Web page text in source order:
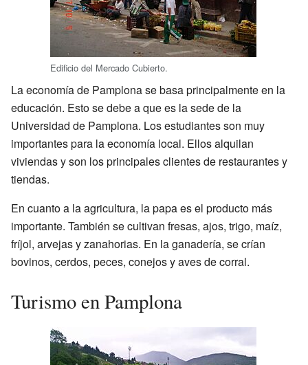
Edificio del Mercado Cubierto.
La economía de Pamplona se basa principalmente en la
educación. Esto se debe a que es la sede de la
Universidad de Pamplona. Los estudiantes son muy
importantes para la economía local. Ellos alquilan
viviendas y son los principales clientes de restaurantes y
tiendas.
En cuanto a la agricultura, la papa es el producto más
importante. También se cultivan fresas, ajos, trigo, maíz,
fríjol, arvejas y zanahorias. En la ganadería, se crían
bovinos, cerdos, peces, conejos y aves de corral.
Turismo en Pamplona